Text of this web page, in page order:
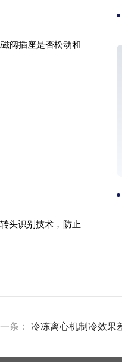
阀插座是否松动和
头识别技术，防止
条： 冷冻离心机制冷效果